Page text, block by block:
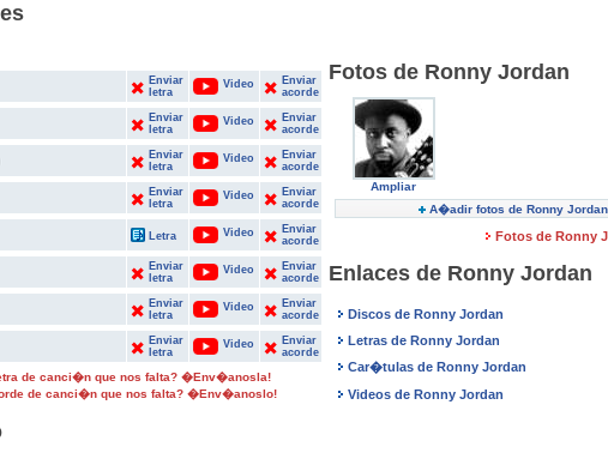
Enviar
letra
Video
Enviar
acorde
Enviar
letra
Video
Enviar
acorde
Enviar
letra
Video
Enviar
acorde
Enviar
letra
Video
Enviar
acorde
Letra Video
Enviar
acorde
Enviar
letra
Video
Enviar
acorde
Enviar
letra
Video
Enviar
acorde
Enviar
letra
Video
Enviar
acorde
de canci�n que nos falta? �Env�anosla!
de canci�n que nos falta? �Env�anoslo!
Fotos de Ronny Jordan
Ampliar
A�adir fotos de Ronny Jordan
Fotos de Ronny
Enlaces de Ronny Jordan
Discos de Ronny Jordan
Letras de Ronny Jordan
Car�tulas de Ronny Jordan
Videos de Ronny Jordan